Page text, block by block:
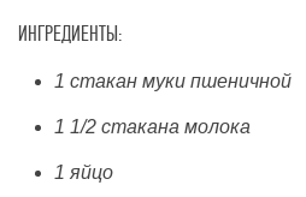
ИНГРЕДИЕНТЫ:
1 стакан муки пшеничной
1 1/2 стакана молока
1 яйцо